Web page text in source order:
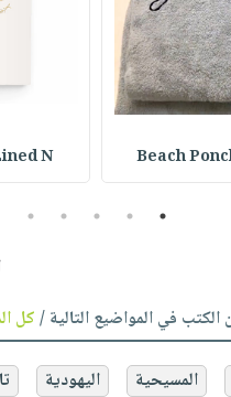
Beach
N
1
2
3
4
5
في المواضيع التالية /كل
المسيحية اليهودية